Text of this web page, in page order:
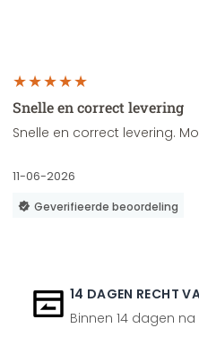
Snelle en correct levering
Snelle en correct levering.
11-06-2026
Geverifieerde beoordeling
14 DAGEN RECHT
Binnen 14 dagen